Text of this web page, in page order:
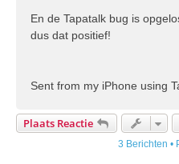
i
c
En de Tapatalk bug is
dus dat positief!
Sent from my iPhone using
Plaats Reactie
3 Berichten •